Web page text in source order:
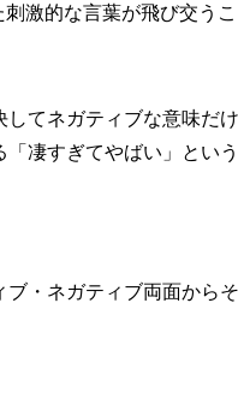
激的な言葉が飛び交う
てネガティブな意味だ
凄すぎてやばい」とい
・ネガティブ両面から